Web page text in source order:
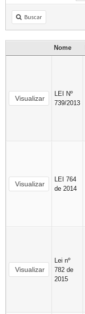
Buscar
Nome
Visualizar
LEI Nº
739/2013
Visualizar
LEI 764
de 2014
Visualizar
Lei nº
782 de
2015